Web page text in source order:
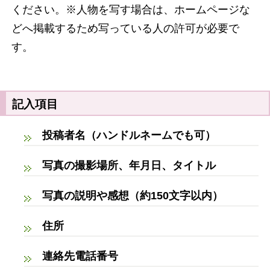
ください。※人物を写す場合は、ホームページな
どへ掲載するため写っている人の許可が必要で
す。
記入項目
投稿者名（ハンドルネームでも可）
写真の撮影場所、年月日、タイトル
写真の説明や感想（約150文字以内）
住所
連絡先電話番号